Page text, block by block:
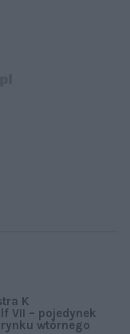
K
VII – pojedynek
wtórnego